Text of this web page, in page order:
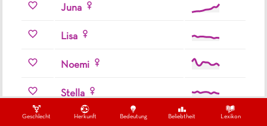
Geschlecht Herkunft Bedeutung Beliebtheit Lexikon
Juna
Lisa
Noemi
Stella